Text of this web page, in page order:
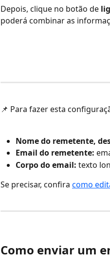
Depois, clique no botão de
poderá combinar as
📌 Para fazer esta
Nome do remetente,
Email do remetente:
Corpo do email: texto
Se precisar, confira como
Como enviar um